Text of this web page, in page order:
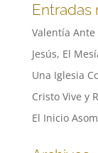
Entradas
Valentía
Jesús, El
Una Iglesia
Cristo Vive y
El Inicio